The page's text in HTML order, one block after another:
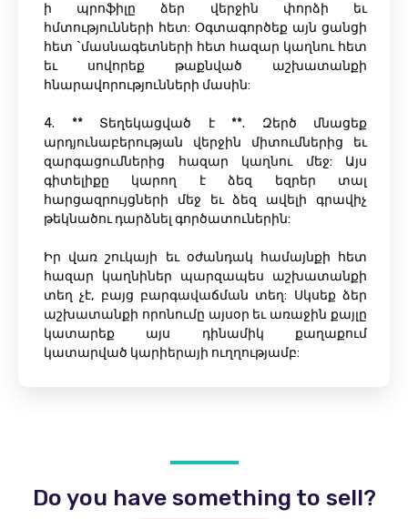
ի պրոֆիլը ձեր վերջին փորձի եւ
հմտությունների հետ: Օգտագործեք այն ցանցի
հետ `մասնագետների հետ հազար կաղնու հետ
եւ սովորեք թաքնված աշխատանքի
հնարավորությունների մասին:
4. ** Տեղեկացված է **. Զերծ մնացեք
արդյունաբերության վերջին միտումներից եւ
զարգացումներից հազար կաղնու մեջ: Այս
գիտելիքը կարող է ձեզ եզրեր տալ
հարցազրույցների մեջ եւ ձեզ ավելի գրավիչ
թեկնածու դարձնել գործատուներին:
Իր վառ շուկայի եւ օժանդակ համայնքի հետ
հազար կաղնիներ պարզապես աշխատանքի
տեղ չէ, բայց բարգավաճման տեղ: Սկսեք ձեր
աշխատանքի որոնումը այսօր եւ առաջին քայլը
կատարեք այս դինամիկ քաղաքում
կատարված կարիերայի ուղղությամբ:
Do you have something to sell?